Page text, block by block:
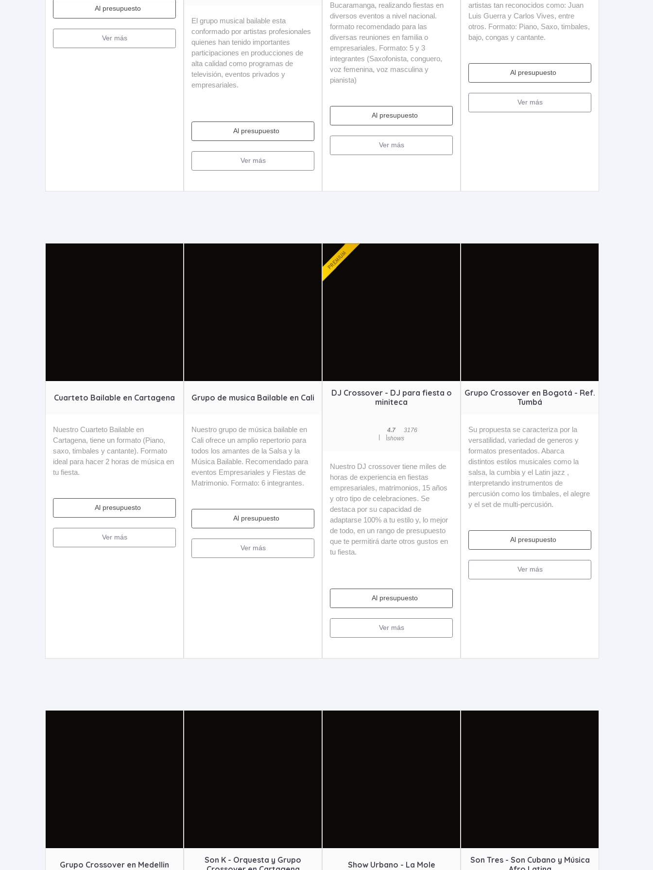
Al presupuesto
Ver más
El grupo musical bailable esta
conformado por artistas profesionales
quienes han tenido importantes
participaciones en producciones de
alta calidad como programas de
televisión, eventos privados y
empresariales.
Al presupuesto
Ver más
Bucaramanga, realizando fiestas en
diversos eventos a nivel nacional.
formato recomendado para las
diversas reuniones en familia o
empresariales. Formato: 5 y 3
integrantes (Saxofonista, conguero,
voz femenina, voz masculina y
pianista)
Al presupuesto
Ver más
artistas tan reconocidos como: Juan
Luis Guerra y Carlos Vives, entre
otros. Formato: Piano, Saxo, timbales,
bajo, congas y cantante.
Al presupuesto
Ver más
Cuarteto Bailable en Cartagena
Nuestro Cuarteto Bailable en
Cartagena, tiene un formato (Piano,
saxo, timbales y cantante). Formato
ideal para hacer 2 horas de música en
tu fiesta.
Al presupuesto
Ver más
Grupo de musica Bailable en Cali
Nuestro grupo de música bailable en
Cali ofrece un amplio repertorio para
todos los amantes de la Salsa y la
Música Bailable. Recomendado para
eventos Empresariales y Fiestas de
Matrimonio. Formato: 6 integrantes.
Al presupuesto
Ver más
DJ Crossover - DJ para fiesta o
miniteca
4.7
|
31
|
76
shows
Nuestro DJ crossover tiene miles de
horas de experiencia en fiestas
empresariales, matrimonios, 15 años
y otro tipo de celebraciones. Se
destaca por su capacidad de
adaptarse 100% a tu estilo y, lo mejor
de todo, en un rango de presupuesto
que te permitirá darte otros gustos en
tu fiesta.
Al presupuesto
Ver más
Grupo Crossover en Bogotá - Ref.
Tumbá
Su propuesta se caracteriza por la
versatilidad, variedad de generos y
formatos presentados. Abarca
distintos estilos musicales como la
salsa, la cumbia y el Latin jazz ,
interpretando instrumentos de
percusión como los timbales, el alegre
y el set de multi-percusión.
Al presupuesto
Ver más
Grupo Crossover en Medellin
Son K - Orquesta y Grupo
Show Urbano - La Mole
Son Tres - Son Cubano y Música